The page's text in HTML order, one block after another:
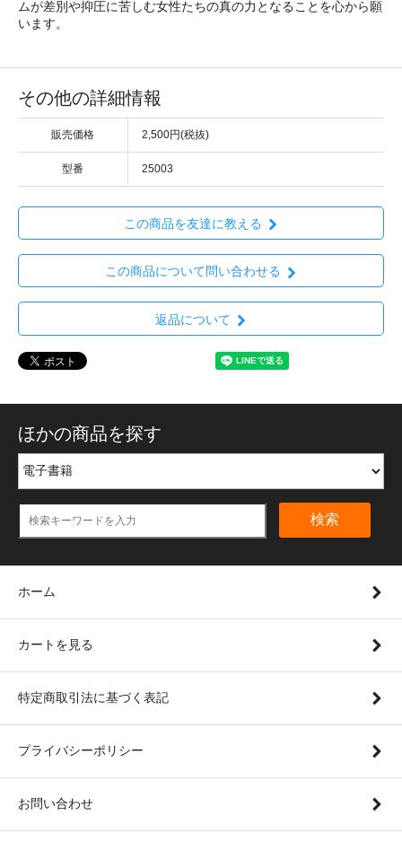
ムが差別や抑圧に苦しむ女性たちの真の力となることを心から願
います。
その他の詳細情報
販売価格 2,500円(税抜)
型番 25003
この商品を友達に教える
この商品について問い合わせる
返品について
ほかの商品を探す
検索
ホーム
カートを見る
特定商取引法に基づく表記
プライバシーポリシー
お問い合わせ